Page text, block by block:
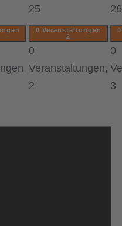
25 26
0 Veranstaltungen
2
0
Veranstaltungen,
2
0
3